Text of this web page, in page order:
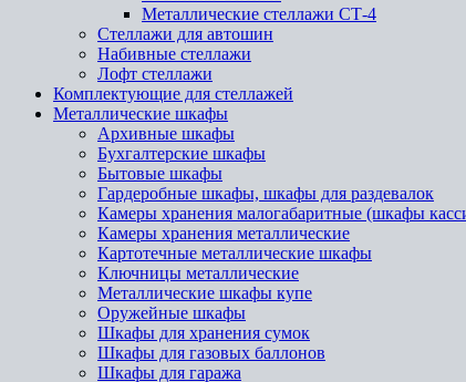
Металлические стеллажи СТ-4
Стеллажи для автошин
Набивные стеллажи
Лофт стеллажи
Комплектующие для стеллажей
Металлические шкафы
Архивные шкафы
Бухгалтерские шкафы
Бытовые шкафы
Гардеробные шкафы, шкафы для раздевалок
Камеры хранения малогабаритные (шкафы
Камеры хранения металлические
Картотечные металлические шкафы
Ключницы металлические
Металлические шкафы купе
Оружейные шкафы
Шкафы для хранения сумок
Шкафы для газовых баллонов
Шкафы для гаража